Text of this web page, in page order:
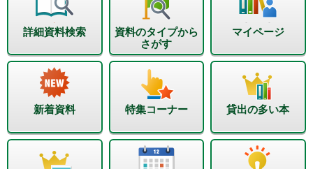
詳細資料検索
資料のタイプから
さがす
マイページ
新着資料 特集コーナー 貸出の多い本